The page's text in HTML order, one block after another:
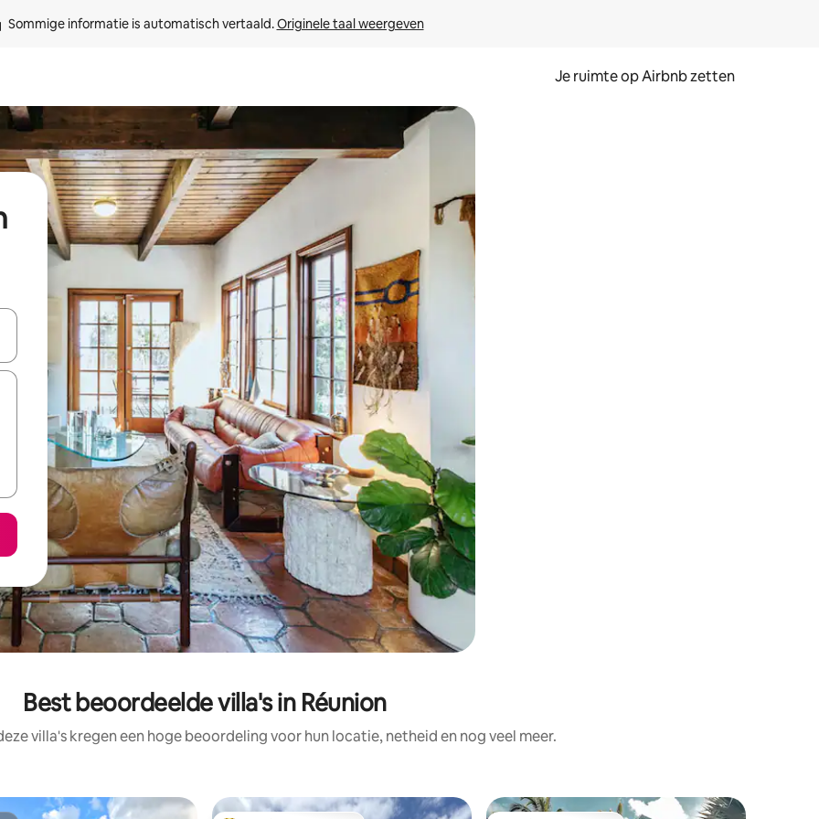
Sommige informatie is automatisch vertaald. Originele taal weergeven
Je ruimte op Airbnb zetten
keuze met je de pijltjestoetsen omhoog en omlaag, óf door te tikken of swipen.
Best beoordeelde villa's in Réunion
villa's kregen een hoge beoordeling voor hun locatie, netheid en nog veel meer.